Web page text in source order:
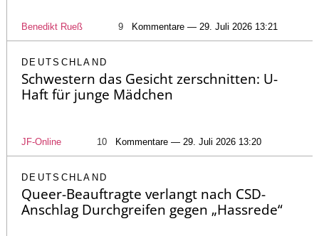
Benedikt Rueß 9 Kommentare — 29. Juli 2026 13:21
DEUTSCHLAND
Schwestern das Gesicht zerschnitten: U-
Haft für junge Mädchen
JF-Online 10 Kommentare — 29. Juli 2026 13:20
DEUTSCHLAND
Queer-Beauftragte verlangt nach CSD-
Anschlag Durchgreifen gegen „Hassrede“